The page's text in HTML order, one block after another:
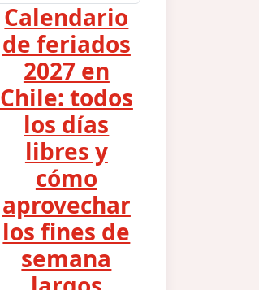
Calendario
de feriados
2027 en
Chile: todos
los días
libres y
cómo
aprovechar
los fines de
semana